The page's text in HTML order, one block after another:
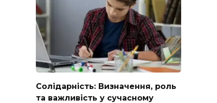
Солідарність: Визначення, роль
та важливість у сучасному